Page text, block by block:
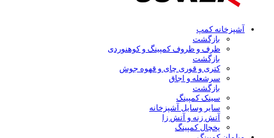
آشپزخانه کمپ
بازگشت
ظرف و ظروف کمپینگ و کوهنوردی
بازگشت
کتری و قوری چای و قهوه جوش
سرشعله و اجاق
بازگشت
سینک کمپینگ
سایر وسایل آشپزخانه
آتش زنه و آتش زا
یخچال کمپینگ